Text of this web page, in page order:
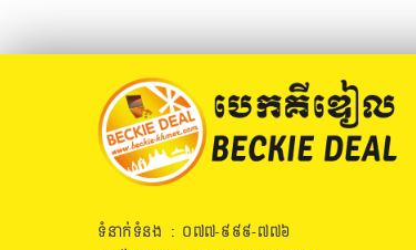
ទំនាក់ទំនង : ០៧៧​-៩៩៩-៧៧៦